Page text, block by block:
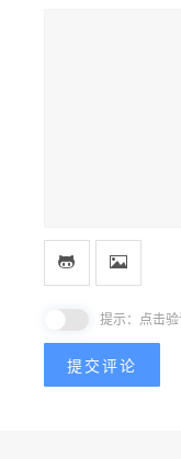
提示：点击验